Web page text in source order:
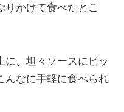
りかけて食べたとこ
に、坦々ソースにピッ
んなに手軽に食べられ